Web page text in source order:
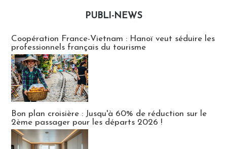
PUBLI-NEWS
Coopération France-Vietnam : Hanoï veut séduire les
professionnels français du tourisme
Bon plan croisière : Jusqu'à 60% de réduction sur le
2ème passager pour les départs 2026 !